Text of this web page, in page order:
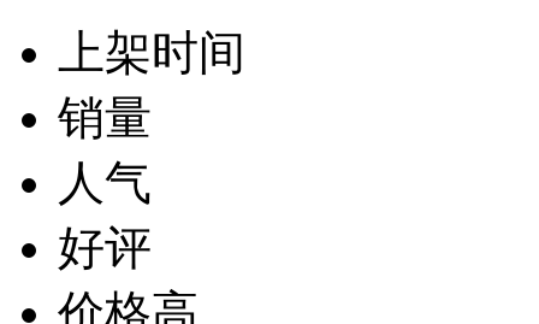
上架时间
销量
人气
好评
价格高